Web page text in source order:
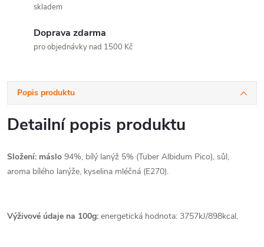
skladem
Doprava zdarma
pro objednávky nad 1500 Kč
Popis produktu
Detailní popis produktu
Složení: máslo 94%, bílý lanýž 5% (Tuber Albidum Pico), sůl,
aroma bílého lanýže, kyselina mléčná (E270).
Výživové údaje na 100g: energetická hodnota: 3757kJ/898kcal,